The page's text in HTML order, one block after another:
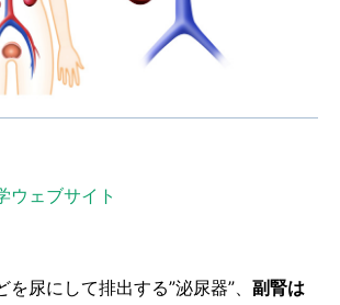
ウェブサイト
尿にして排出する”泌尿器”、 副腎は